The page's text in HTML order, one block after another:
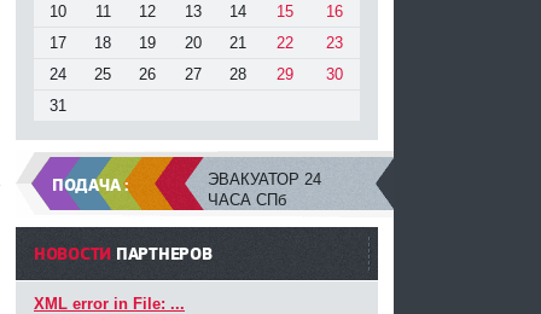
10
11 12 13 14 15
16
17
18 19 20 21 22
23
24
25 26 27 28 29
30
31
ЭВАКУАТОР 24
ЧАСА СПб
ПОДАЧА :
НОВОСТИ ПАРТНЕРОВ
XML error in File: ...